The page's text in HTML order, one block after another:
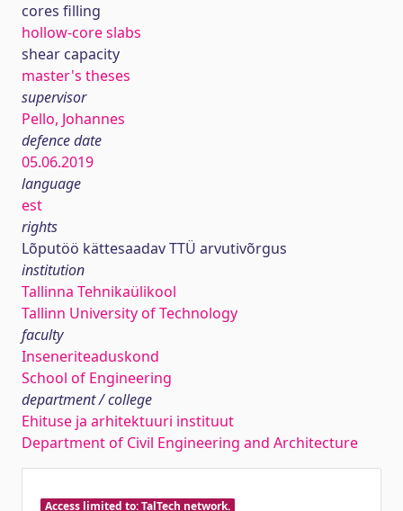
cores filling
hollow-core slabs
shear capacity
master's theses
supervisor
Pello, Johannes
defence date
05.06.2019
language
est
rights
Lõputöö kättesaadav TTÜ arvutivõrgus
institution
Tallinna Tehnikaülikool
Tallinn University of Technology
faculty
Inseneriteaduskond
School of Engineering
department / college
Ehituse ja arhitektuuri instituut
Department of Civil Engineering and Architecture
Access limited to: TalTech network.